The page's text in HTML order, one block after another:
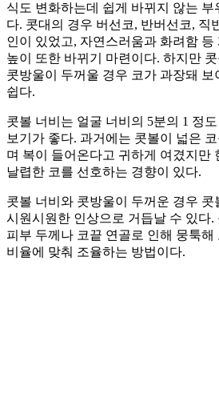
식도 변화하는데 쉽게 바뀌지 않는 부
다. 콧대의 경우 버선코, 반버선코, 직
인이 있었고, 자연스러움과 화려함
높이 또한 바뀌기 마련이다. 하지만
콧방울이 두꺼울 경우 코가 과장돼 보
쉽다.
콧볼 너비는 얼굴 너비의 5분의 1 정
보기가 좋다. 과거에는 콧볼이 넓은 코
며 복이 들어온다고 귀하게 여겼지만
날렵한 코를 선호하는 경향이 있다.
콧볼 너비와 콧방울이 두꺼운 경우 콧
시원시원한 인상으로 거듭날 수 있다.
피부 두께나 코끝 연골로 인해 뭉툭해
비율에 맞춰 조율하는 방법이다.